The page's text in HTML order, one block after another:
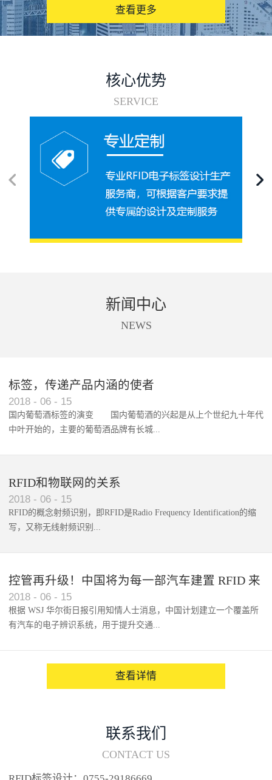
查看更多
核心优势
SERVICE
新闻中心
NEWS
标签，传递产品内涵的使者
2018 - 06 - 15
国内葡萄酒标签的演变 国内葡萄酒的兴起是从上个世纪九十年代
中叶开始的，主要的葡萄酒品牌有长城...
RFID和物联网的关系
2018 - 06 - 15
RFID的概念射频识别，即RFID是Radio Frequency Identification的缩
写，又称无线射频识别...
控管再升级！中国将为每一部汽车建置 RFID 来
架构辨识系统
2018 - 06 - 15
根据 WSJ 华尔街日报引用知情人士消息，中国计划建立一个覆盖所
有汽车的电子辨识系统，用于提升交通...
查看详情
联系我们
CONTACT US